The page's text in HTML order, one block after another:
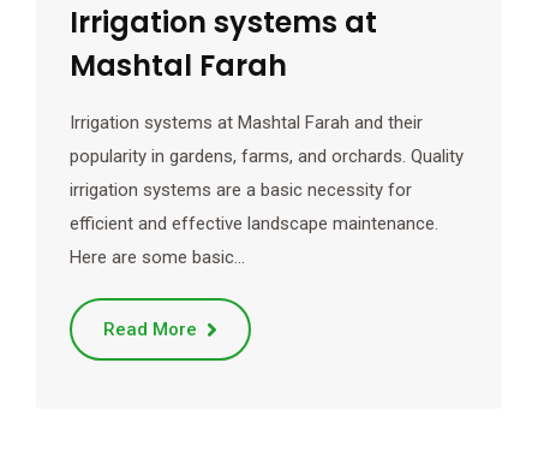
Irrigation systems at
Mashtal Farah
Irrigation systems at Mashtal Farah and their
popularity in gardens, farms, and orchards. Quality
irrigation systems are a basic necessity for
efficient and effective landscape maintenance.
Here are some basic…
Read More